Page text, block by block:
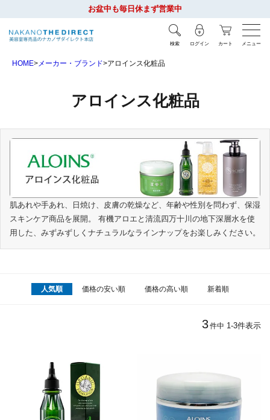
お盆中も毎日休まず営業中
検索 ログイン カート メニュー
HOME メーカー・ブランド アロインス化粧品
アロインス化粧品
肌あれや手あれ、日焼け、皮膚の乾燥など、年齢や性別を問わず、保湿
スキンケア商品を展開。 有機アロエと清流四万十川の地下深層水を使
用した、みずみずしくナチュラルなラインナップをお楽しみください。
人気順 価格の安い順 価格の高い順 新着順
3件中 1 -3件表示